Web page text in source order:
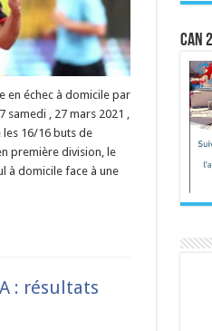
en échec à domicile par
samedi , 27 mars 2021 ,
les 16/16 buts de
première division, le
à domicile face à une
: résultats
CAN